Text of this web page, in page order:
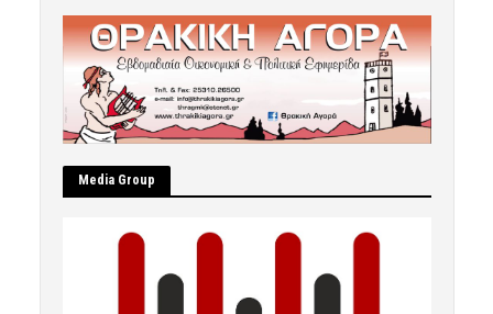
Μedia Group